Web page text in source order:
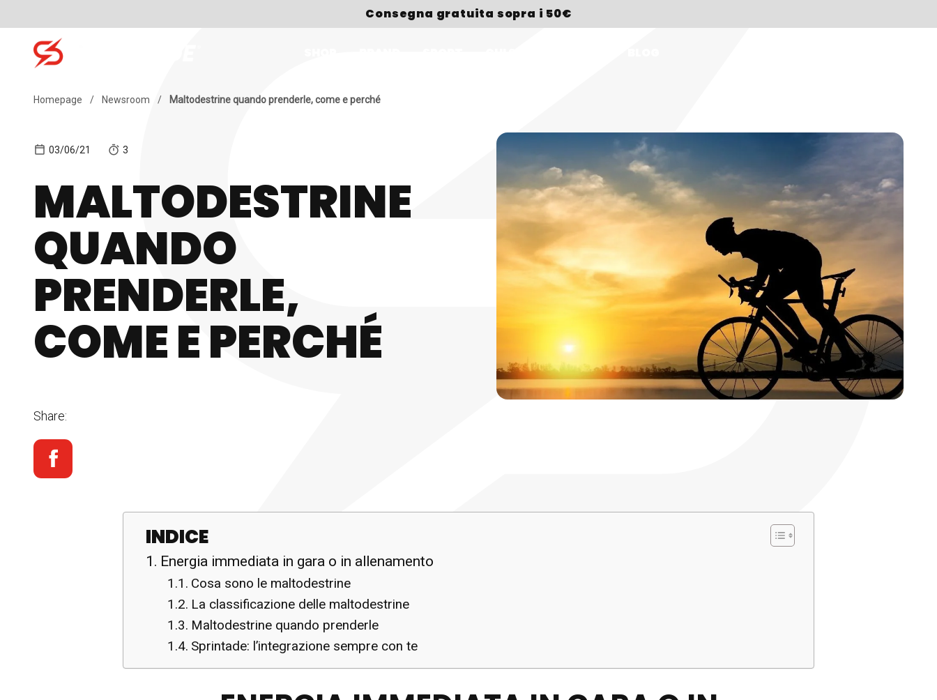
Consegna gratuita sopra i 50€
Homepage / Newsroom / Maltodestrine quando prenderle, come e perché
03/06/21 3
MALTODESTRINE
QUANDO
PRENDERLE,
COME E PERCHÉ
Share:
INDICE
Energia immediata in gara o in allenamento
Cosa sono le maltodestrine
La classificazione delle maltodestrine
Maltodestrine quando prenderle
Sprintade: l’integrazione sempre con te
Search for: